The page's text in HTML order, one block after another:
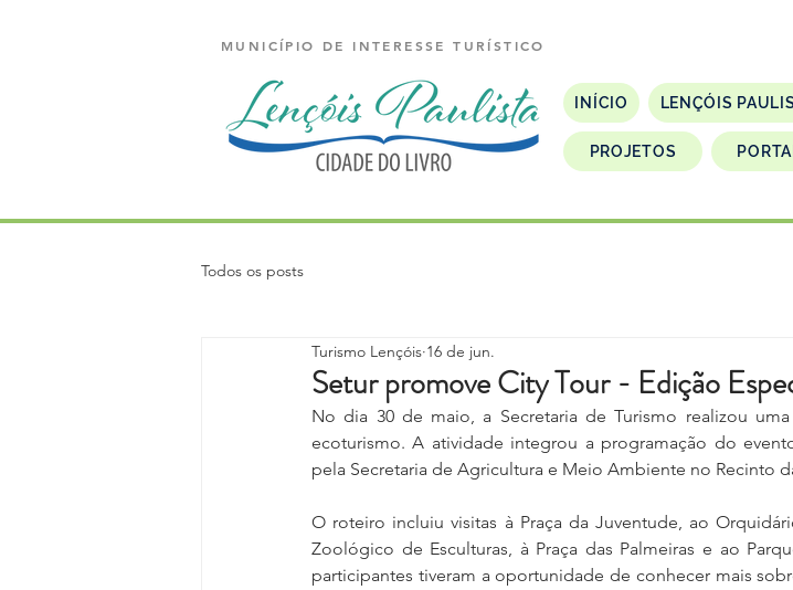
MUNICÍPIO DE INTERESSE TURÍSTICO
INÍCIO LENÇÓIS
PROJETOS
Todos os posts
Setur promove City Tour - Edição
Turismo Lençóis 16 de jun.
No dia 30 de maio, a Secretaria de Turismo realizou
ecoturismo. A atividade integrou a programação do
pela Secretaria de Agricultura e Meio Ambiente no Recinto
O roteiro incluiu visitas à Praça da Juventude, ao
Zoológico de Esculturas, à Praça das Palmeiras e ao
participantes tiveram a oportunidade de conhecer mais